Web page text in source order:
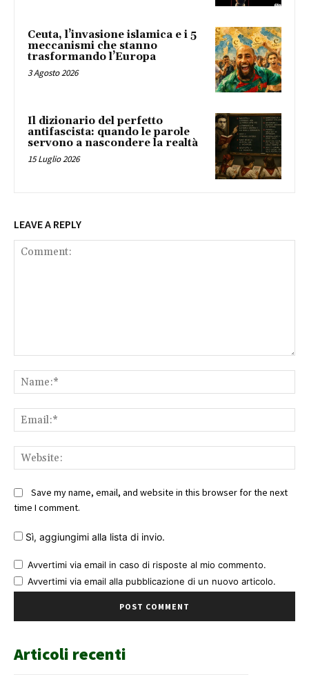
Ceuta, l’invasione islamica e i 5
meccanismi che stanno
trasformando l’Europa
3 Agosto 2026
Il dizionario del perfetto
antifascista: quando le parole
servono a nascondere la realtà
15 Luglio 2026
LEAVE A REPLY
Save my name, email, and website in this browser for the next
time I comment.
Sì, aggiungimi alla lista di invio.
Avvertimi via email in caso di risposte al mio commento.
Avvertimi via email alla pubblicazione di un nuovo articolo.
Articoli recenti